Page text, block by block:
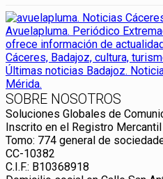
SOBRE NOSOTROS
Soluciones Globales de
Inscrito en el Registro
Tomo: 774 general de
CC-10382
C.I.F.: B10368918